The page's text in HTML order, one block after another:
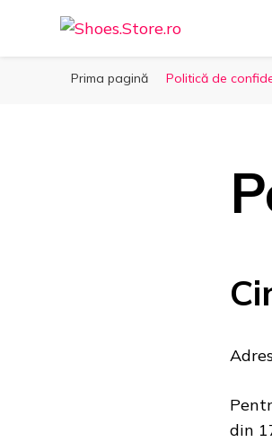
Prima pagină Politică de
din